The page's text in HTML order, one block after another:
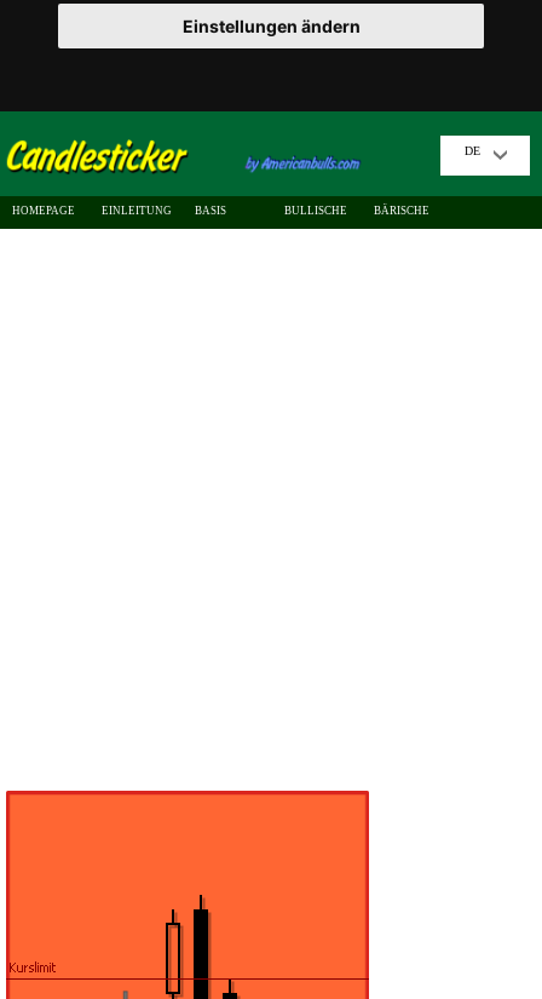
Einstellungen ändern
DE
HOMEPAGE EINLEITUNG BASIS BULLISCHE BÄRISCHE